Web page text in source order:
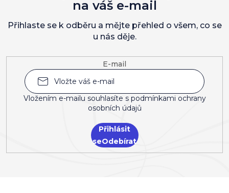
E-mail
Vložením e-mailu souhlasíte s podmínkami ochrany
osobních údajů
Přihlásit
se
na váš e-mail
Přihlaste se k odběru a mějte přehled o všem, co se
u nás děje.